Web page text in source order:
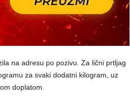
na adresu po pozivu. Za lični prtljag
za svaki dodatni kilogram, uz
doplatom.